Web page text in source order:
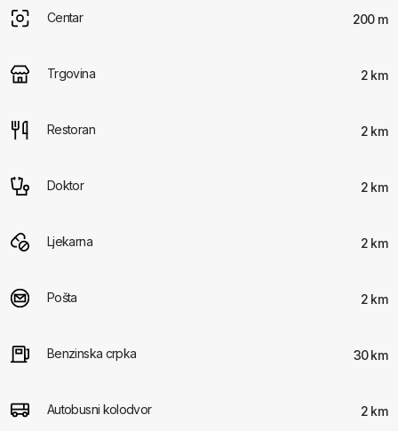
Centar 200 m
Trgovina 2 km
Restoran 2 km
Doktor 2 km
Ljekarna 2 km
Pošta 2 km
Benzinska crpka 30 km
Autobusni kolodvor 2 km